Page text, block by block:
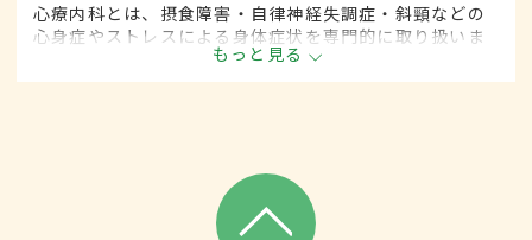
心療内科とは、摂食障害・自律神経失調症・斜頸などの
心身症やストレスによる身体症状を専門的に取り扱いま
もっと見る